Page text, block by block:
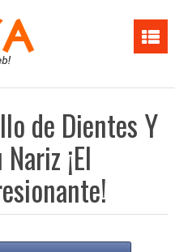
de Dientes Y
¡El